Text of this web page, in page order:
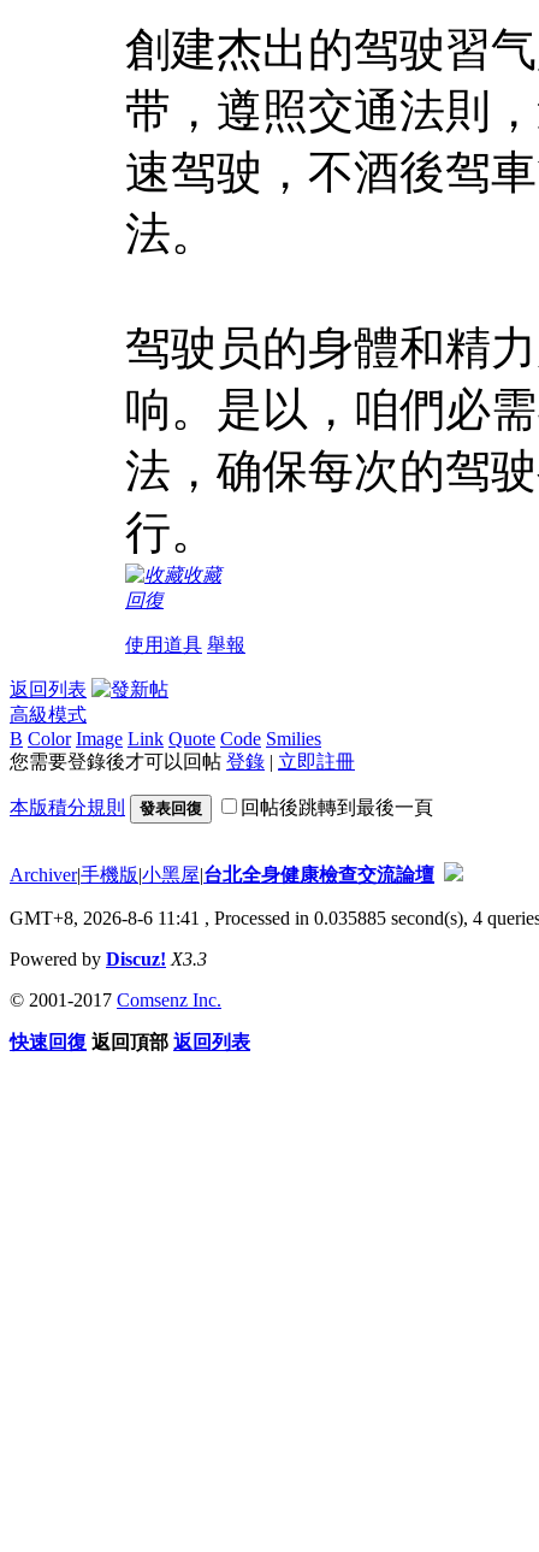
創建杰出的驾驶習
带，遵照交通法則
速驾驶，不酒後驾
法。
驾驶员的身體和精
响。是以，咱們必
法，确保每次的驾
行。
收藏
回復
使用道具 舉報
返回列表
高級模式
B Color Image Link Quote Code Smilies
您需要登錄後才可以回帖 登錄 | 立即註冊
本版積分規則 發表回復 回帖後跳轉到最後一頁
Archiver|手機版|小黑屋|台北全身健康檢查交流論壇
GMT+8, 2026-8-6 11:41 , Processed in 0.035885 second(s), 4
Powered by Discuz! X3.3
© 2001-2017 Comsenz Inc.
快速回復 返回頂部 返回列表